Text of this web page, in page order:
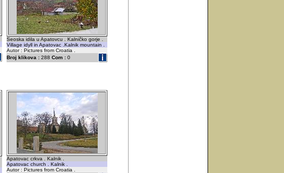
Seoska idila u Apatovcu . Kalničko gorje .
Village idyll in Apatovac .Kalnik mountain .
Autor : Pictures from Croatia .
Broj klikova : 288 Com : 0
Apatovac crkva . Kalnik .
Apatovac church . Kalnik .
Autor : Pictures from Croatia .